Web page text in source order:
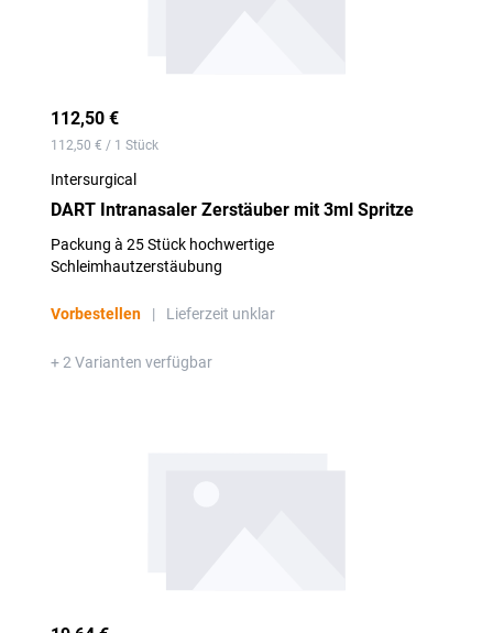
112,50 €
112,50 € / 1 Stück
Intersurgical
DART Intranasaler Zerstäuber mit 3ml Spritze
Packung à 25 Stück hochwertige
Schleimhautzerstäubung
Vorbestellen | Lieferzeit unklar
+ 2 Varianten verfügbar